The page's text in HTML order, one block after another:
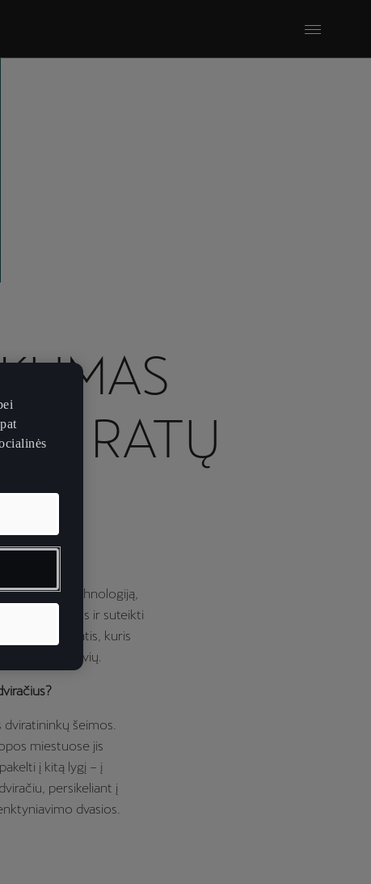
RATŲ
visą technologiją,
privalumus ir suteikti
miesto dviratis, kuris
dalyvių.
dviratininkų šeimos.
miestuose jis
į kitą lygį – į
persikeliant į
dvasios.